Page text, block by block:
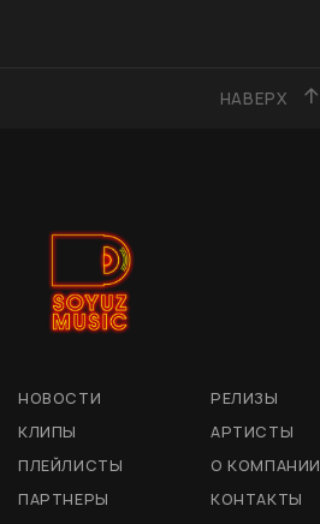
НАВЕРХ
НОВОСТИ
РЕЛИЗЫ
КЛИПЫ
АРТИСТЫ
ПЛЕЙЛИСТЫ
О КОМПАНИИ
ПАРТНЕРЫ
КОНТАКТЫ